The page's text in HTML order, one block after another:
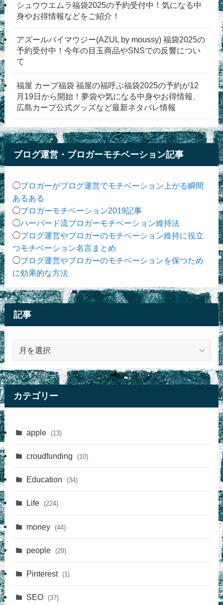
シュウウエムラ福袋2025の予約受付中！気になる中
身やお得情報などをご紹介！
アズールバイマウジー(AZUL by moussy) 福袋2025の
予約受付中！今年の目玉商品やSNSでの反響につい
て
福屋 カープ福袋 福屋の福呼ぶ福袋2025の予約が12
月19日から開始！夢袋や気になる中身やお得情報、
広島カープ公式グッズなど最新ネタバレ情報
ブログ運営・ブロガーモチベーション記事
◯ブロガーがブログ運営でモチベーション上がる瞬間
あるある
◯ブロガーモチベーション2019記事
◯ハーバード流ブロガーモチベーション維持法
◯ブログ運営やブロガーのモチベーション維持に役立
つモチベーション名言まとめ
◯ブログ運営やブロガーのモチベーションを保つため
に効果的な方法
記事
カテゴリー
apple (13)
croudfunding (10)
Education (34)
Life (224)
money (44)
people (29)
Pinterest (1)
SEO (37)